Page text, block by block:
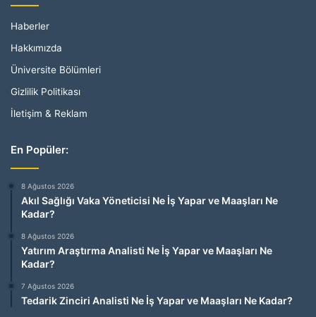
Haberler
Hakkımızda
Üniversite Bölümleri
Gizlilik Politikası
İletişim & Reklam
En Popüler:
8 Ağustos 2026
Akıl Sağlığı Vaka Yöneticisi Ne İş Yapar ve Maaşları Ne
Kadar?
8 Ağustos 2026
Yatırım Araştırma Analisti Ne İş Yapar ve Maaşları Ne
Kadar?
7 Ağustos 2026
Tedarik Zinciri Analisti Ne İş Yapar ve Maaşları Ne Kadar?